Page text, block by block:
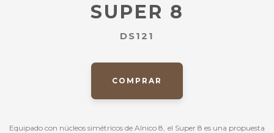
SUPER 8
DS121
COMPRAR
Equipado con núcleos simétricos de Alnico 8, el Super 8 es una propuesta